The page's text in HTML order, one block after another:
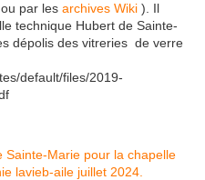
par les archives Wiki ). Il
technique Hubert de Sainte-
dépolis des vitreries de verre
default/files/2019-